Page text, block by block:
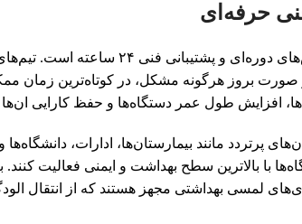
حرفه‌ای
یکی از مهم‌ترین مزایای سام اسکای، ارائه
بروز هرگونه مشکل، در کوتاه‌ترین زمان
افزایش طول عمر دستگاه‌ها و حفظ کارایی
پرتردد مانند بیمارستان‌ها، ادارات،
با بالاترین سطح بهداشت و ایمنی فعالیت کنند.
لمسی بهداشتی مجهز هستند که از انتقال